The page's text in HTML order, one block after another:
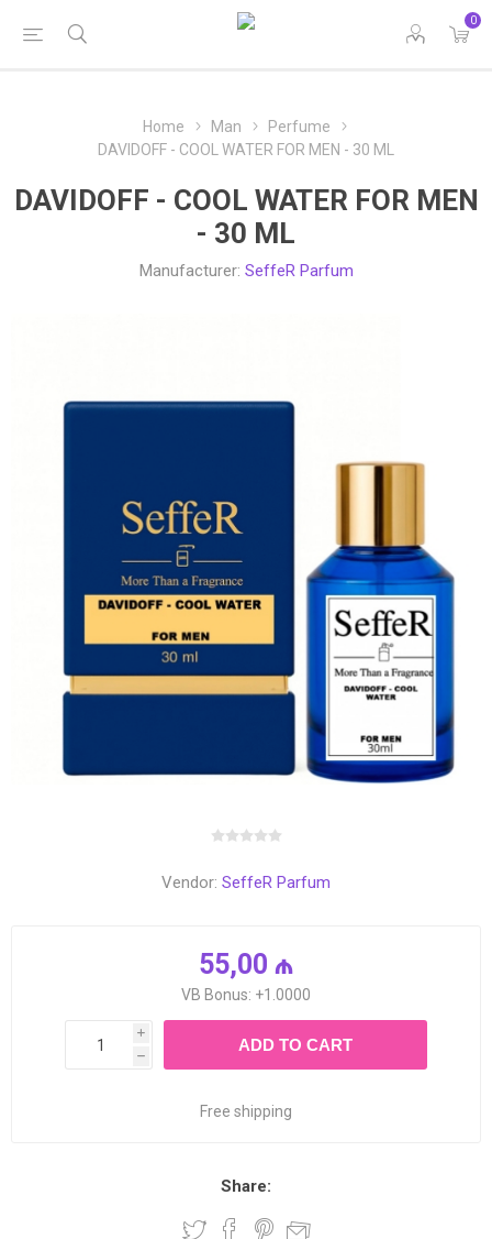
0
Home Man
Perfume
DAVIDOFF - COOL WATER FOR MEN - 30 ML
DAVIDOFF - COOL WATER FOR MEN
- 30 ML
Manufacturer: SeffeR Parfum
Vendor: SeffeR Parfum
55,00 ₼
VB Bonus: +1.0000
i
h
ADD TO CART
Free shipping
Share: